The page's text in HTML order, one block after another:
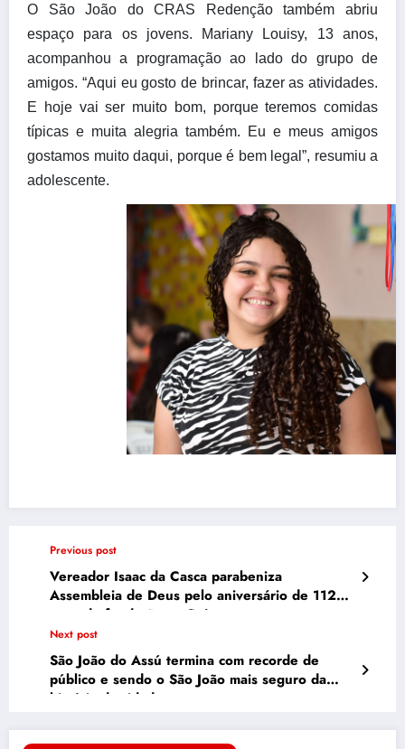
O São João do CRAS Redenção também abriu
espaço para os jovens. Mariany Louisy, 13 anos,
acompanhou a programação ao lado do grupo de
amigos. “Aqui eu gosto de brincar, fazer as atividades.
E hoje vai ser muito bom, porque teremos comidas
típicas e muita alegria também. Eu e meus amigos
gostamos muito daqui, porque é bem legal”, resumiu a
adolescente.
Previous post
Vereador Isaac da Casca parabeniza
Assembleia de Deus pelo aniversário de 112
anos de fundação no País
Next post
São João do Assú termina com recorde de
público e sendo o São João mais seguro da
história da cidade